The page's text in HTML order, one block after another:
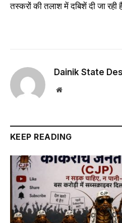
तस्करों की तलाश में दबिशें दी जा रही
Dainik State
Website
KEEP READING